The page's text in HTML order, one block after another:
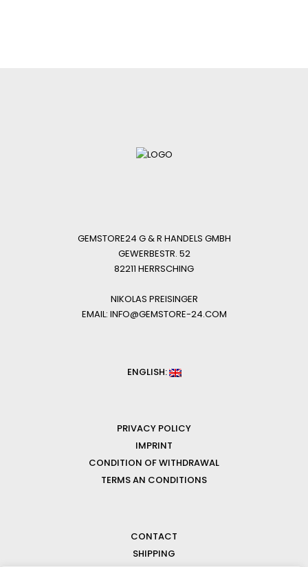
GEMSTORE24 G & R HANDELS GMBH
GEWERBESTR. 52
82211 HERRSCHING
NIKOLAS PREISINGER
EMAIL: INFO@GEMSTORE-24.COM
ENGLISH:
PRIVACY POLICY
IMPRINT
CONDITION OF WITHDRAWAL
TERMS AN CONDITIONS
CONTACT
SHIPPING